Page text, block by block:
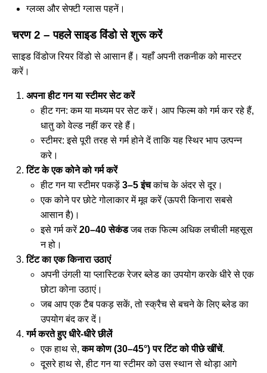
ग्लव्स और सेफ्टी ग्लास पहनें।
चरण 2 – पहले साइड विंडो से शुरू करें
साइड विंडोज रियर विंडो से आसान हैं। यहाँ अपनी तकनीक को मास्टर
करें।
अपना हीट गन या स्टीमर सेट करें
हीट गन: कम या मध्यम पर सेट करें। आप फिल्म को गर्म कर रहे हैं,
धातु को वेल्ड नहीं कर रहे हैं।
स्टीमर: इसे पूरी तरह से गर्म होने दें ताकि यह स्थिर भाप उत्पन्न
करे।
टिंट के एक कोने को गर्म करें
हीट गन या स्टीमर पकड़ें 3–5 इंचकांच के अंदर से दूर।
एक कोने पर छोटे गोलाकार में मूव करें (ऊपरी किनारा सबसे
आसान है)।
इसे गर्म करें20–40 सेकंडजब तक फिल्म अधिक लचीली महसूस
न हो।
टिंट का एक किनारा उठाएं
अपनी उंगली या प्लास्टिक रेजर ब्लेड का उपयोग करके धीरे से एक
छोटा कोना उठाएं।
जब आप एक टैब पकड़ सकें, तो स्क्रैच से बचने के लिए ब्लेड का
उपयोग बंद कर दें।
गर्म करते हुए धीरे-धीरे छीलें
एक हाथ से,कम कोण (30–45°) पर टिंट को पीछे खींचें.
दूसरे हाथ से, हीट गन या स्टीमर को उस स्थान से थोड़ा आगे